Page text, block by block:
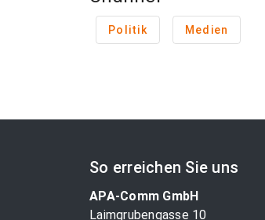
Politik Medien
So erreichen Sie uns
APA-Comm GmbH
Laimgrubengasse 10